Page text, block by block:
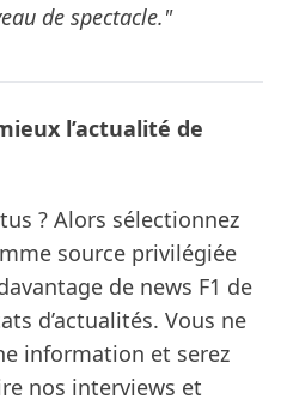
de spectacle."
l’actualité de
? Alors sélectionnez
source privilégiée
de news F1 de
d’actualités. Vous ne
information et serez
nos interviews et